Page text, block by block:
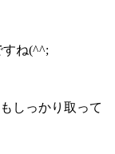
ね(^^;
しっかり取って